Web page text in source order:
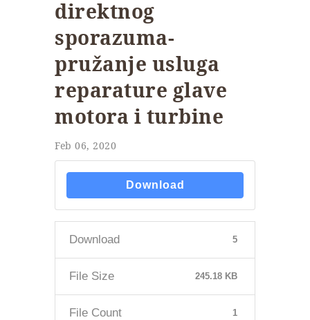
direktnog
sporazuma-
pružanje usluga
reparature glave
motora i turbine
Feb 06, 2020
Download
Download 5
File Size 245.18 KB
File Count 1